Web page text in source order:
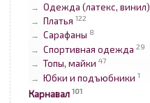
→ Одежда (латекс, винил)
→ Платья 122
→ Сарафаны 8
→ Спортивная одежда 29
→ Топы, майки 47
→ Юбки и подъюбники 1
Карнавал 101